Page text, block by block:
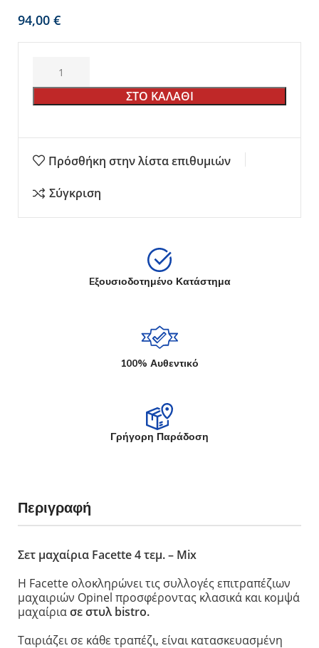
€
ΣΤΟ ΚΑΛΑΘΙ
Πρόσθήκη στην λίστα επιθυμιών
Σύγκριση
Eξουσιοδοτημένο Κατάστημα
100% Αυθεντικό
Γρήγορη Παράδοση
Περιγραφή
Σετ μαχαίρια Facette 4 τεμ. – Mix
Η Facette ολοκληρώνει τις συλλογές επιτραπέζιων
μαχαιριών Opinel προσφέροντας κλασικά και κομψά
μαχαίριασε στυλbistro.
Ταιριάζεισε κάθε τραπέζι, είναι κατασκευασμένη